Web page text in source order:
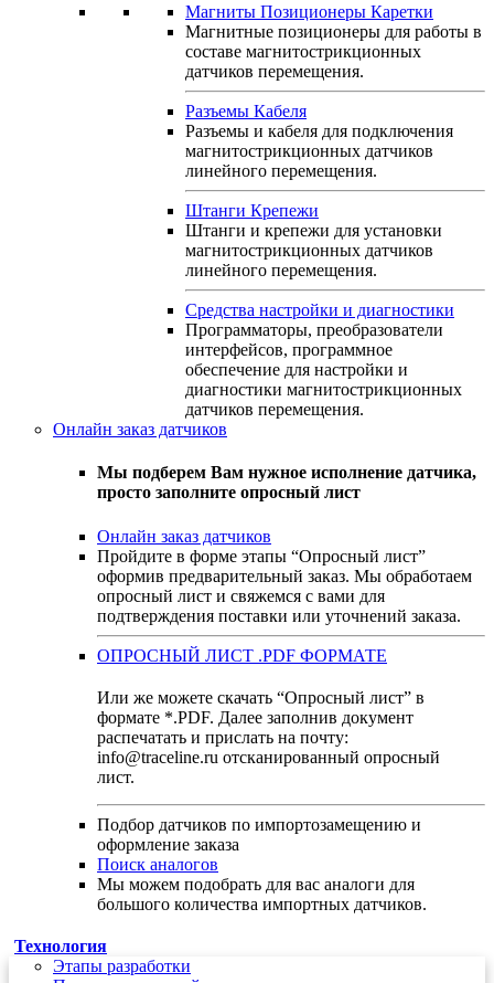
Магниты Позиционеры Каретки
Магнитные позиционеры для работы в
составе магнитострикционных
датчиков перемещения.
Разъемы Кабеля
Разъемы и кабеля для подключения
магнитострикционных датчиков
линейного перемещения.
Штанги Крепежи
Штанги и крепежи для установки
магнитострикционных датчиков
линейного перемещения.
Средства настройки и диагностики
Программаторы, преобразователи
интерфейсов, программное
обеспечение для настройки и
диагностики магнитострикционных
датчиков перемещения.
Онлайн заказ датчиков
Мы подберем Вам нужное исполнение датчика,
просто заполните опросный лист
Онлайн заказ датчиков
Пройдите в форме этапы “Опросный лист”
оформив предварительный заказ. Мы обработаем
опросный лист и свяжемся с вами для
подтверждения поставки или уточнений заказа.
ОПРОСНЫЙ ЛИСТ .PDF ФОРМАТЕ
Или же можете скачать “Опросный лист” в
формате *.PDF. Далее заполнив документ
распечатать и прислать на почту:
info@traceline.ru отсканированный опросный
лист.
Подбор датчиков по импортозамещению и
оформление заказа
Поиск аналогов
Мы можем подобрать для вас аналоги для
большого количества импортных датчиков.
Технология
Этапы разработки